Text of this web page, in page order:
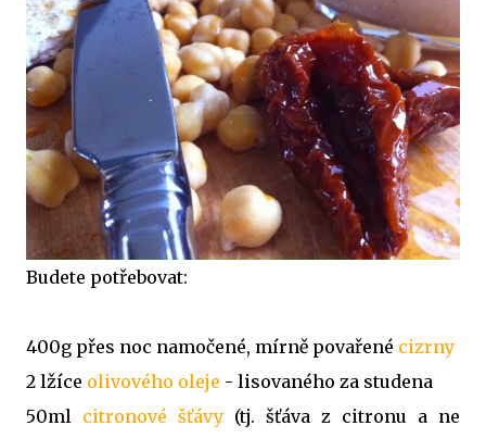
Budete potřebovat:
400g přes noc namočené, mírně povařené cizrny
2 lžíce olivového oleje - lisovaného za studena
50ml citronové šťávy (tj. šťáva z citronu a ne